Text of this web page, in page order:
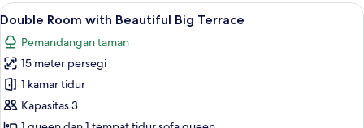
with
Balcony
and
Sea
View
Lihat
semua
foto
untuk
Double
Room
with
Busa memori, minibar, setrika/meja
10
Double Room with Beautiful Big Terrace
Pemandangan taman
15 meter persegi
1 kamar tidur
Kapasitas 3